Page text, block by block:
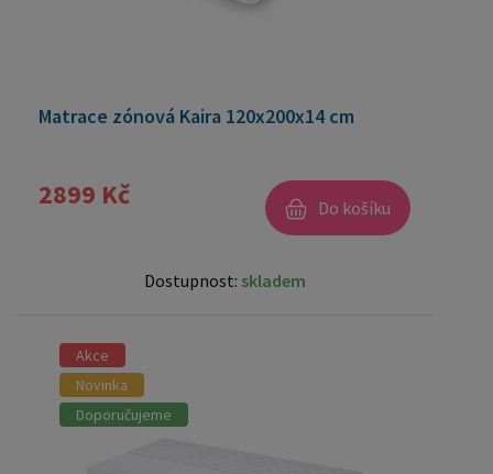
Matrace zónová Kaira 120x200x14 cm
2899 Kč Do košíku
Dostupnost: skladem
Akce
Novinka
Doporučujeme